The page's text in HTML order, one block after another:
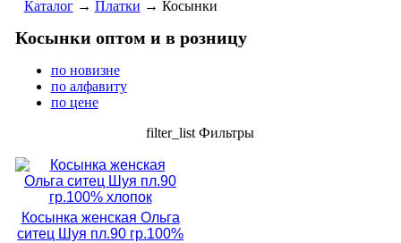
Отзывы
Прайс-лист
Сертификаты
Ответы на вопросы
Версия для ПК
Каталог→ Платки → Косынки
Косынки оптом и в розницу
по новизне
по алфавиту
по цене
filter_list Фильтры
Косынка женская Ольга
ситец Шуя пл.90 гр.100%